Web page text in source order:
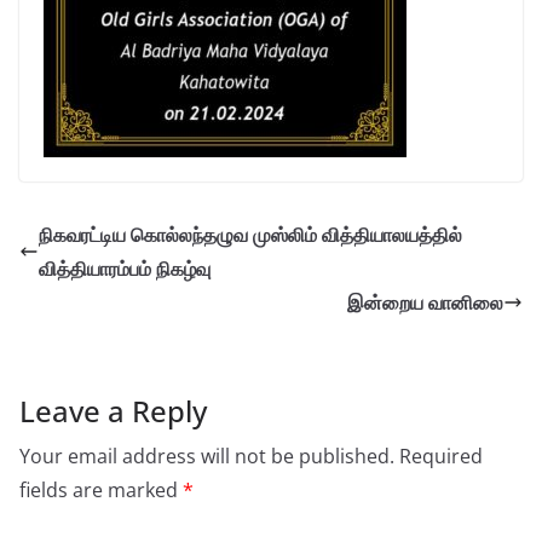
நிகவரட்டிய கொல்லந்தழுவ முஸ்லிம் வித்தியாலயத்தில்
வித்தியாரம்பம் நிகழ்வு
இன்றைய வானிலை
Leave a Reply
Your email address will not be published. Required
fields are marked *